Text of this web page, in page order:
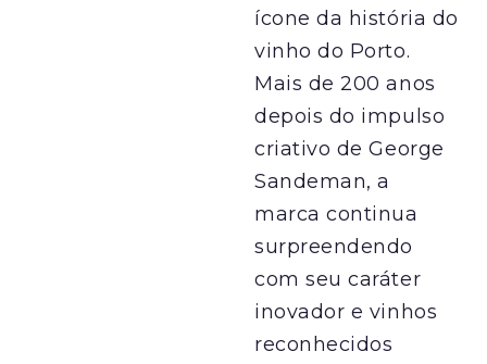
ícone da história do
vinho do Porto.
Mais de 200 anos
depois do impulso
criativo de George
Sandeman, a
marca continua
surpreendendo
com seu caráter
inovador e vinhos
reconhecidos